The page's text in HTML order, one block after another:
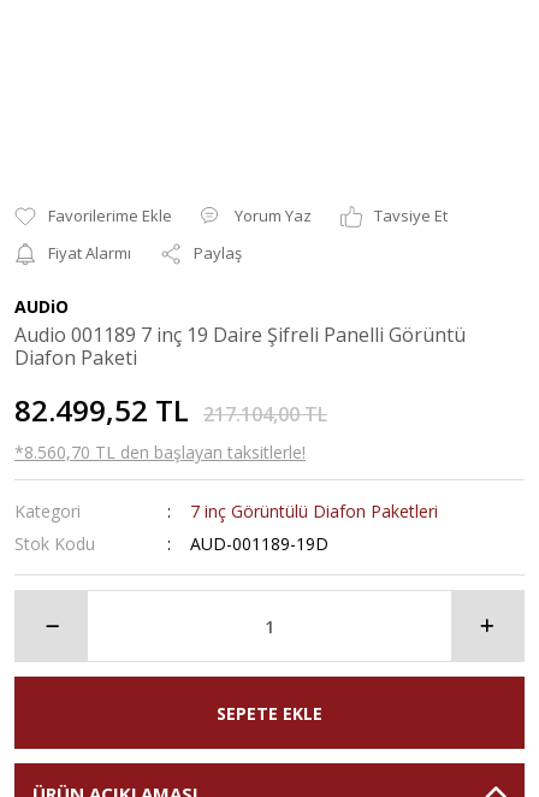
Yorum Yaz
Tavsiye Et
Fiyat Alarmı
Paylaş
AUDiO
Audio 001189 7 inç 19 Daire Şifreli Panelli Görüntü
Diafon Paketi
82.499,52 TL 217.104,00 TL
*8.560,70 TL den başlayan taksitlerle!
Kategori
7 inç Görüntülü Diafon Paketleri
Stok Kodu
AUD-001189-19D
SEPETE EKLE